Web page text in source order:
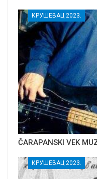
КРУШЕВАЦ 2023.
ČARAPANSKI VEK
КРУШЕВАЦ 2023.